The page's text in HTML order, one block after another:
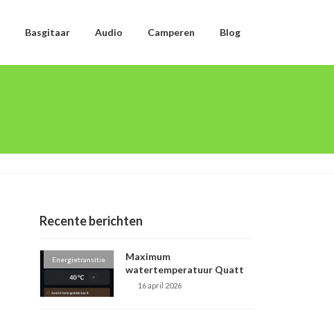
Basgitaar Audio Camperen Blog
Recente berichten
Energietransitie
Maximum
watertemperatuur Quatt
16 april 2026